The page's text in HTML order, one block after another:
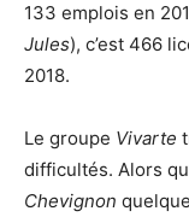
133 emplois en
Jules), c’est 466
2018.
Le groupe Vivarte
difficultés. Alors
Chevignon